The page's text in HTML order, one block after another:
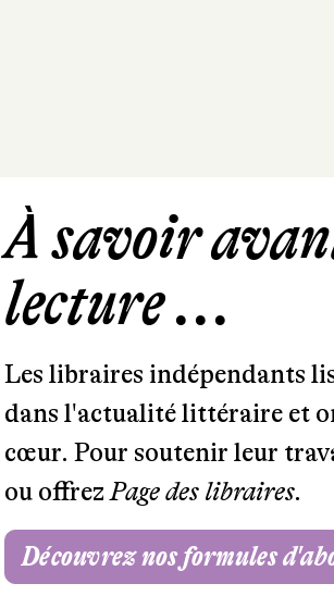
À savoir
lecture ...
Les libraires indépendants
dans l'actualité littéraire et
cœur. Pour soutenir leur
ou offrezPage des libraires.
Découvrez nos formules